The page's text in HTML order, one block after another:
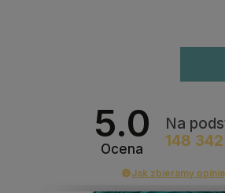
5.0
Ocena
Na
148 342
Jak zbieramy